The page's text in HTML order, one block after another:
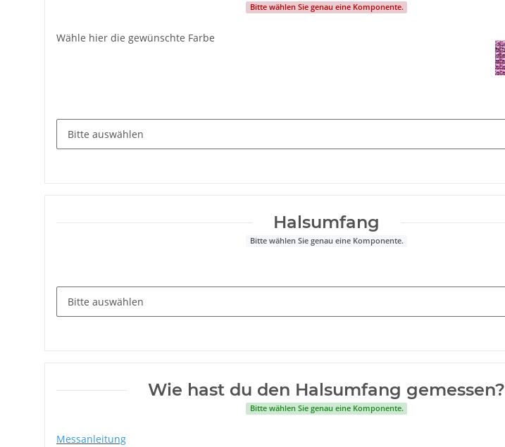
Bitte wählen Sie genau eine Komponente.
Wähle hier die gewünschte Farbe
Halsumfang
Bitte wählen Sie genau eine Komponente.
Wie hast du den Halsumfang gemessen?
Bitte wählen Sie genau eine Komponente.
Messanleitung